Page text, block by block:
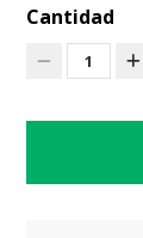
Cantidad
1